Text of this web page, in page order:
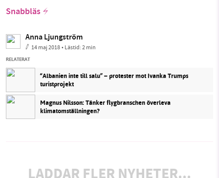
Snabbläs
Anna Ljungström
14 maj 2018• Lästid:2 min
RELATERAT
“Albanien inte till salu” – protester mot Ivanka Trumps
turistprojekt
Magnus Nilsson: Tänker flygbranschen överleva
klimatomställningen?